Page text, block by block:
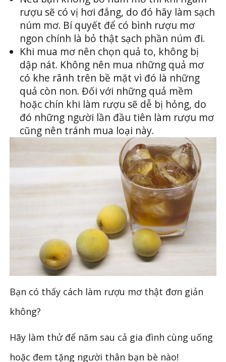
rượu sẽ có vị hơi đắng, do đó hãy làm sạch
núm mơ. Bí quyết để có bình rượu mơ
ngon chính là bỏ thật sạch phần núm đi.
Khi mua mơ nên chọn quả to, không bị
dập nát. Không nên mua những quả mơ
có khe rãnh trên bề mặt vì đó là những
quả còn non. Đối với những quả mềm
hoặc chín khi làm rượu sẽ dễ bị hỏng, do
đó những người lần đầu tiên làm rượu mơ
cũng nên tránh mua loại này.
Bạn có thấy cách làm rượu mơ thật đơn giản
không?
Hãy làm thử để năm sau cả gia đình cùng uống
hoặc đem tặng người thân bạn bè nào!